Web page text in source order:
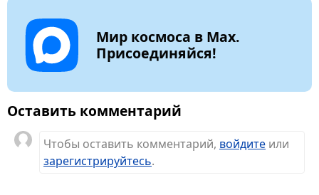
Мир космоса в Max.
Присоединяйся!
Оставить комментарий
Чтобы оставить комментарий, войдите или
зарегистрируйтесь.